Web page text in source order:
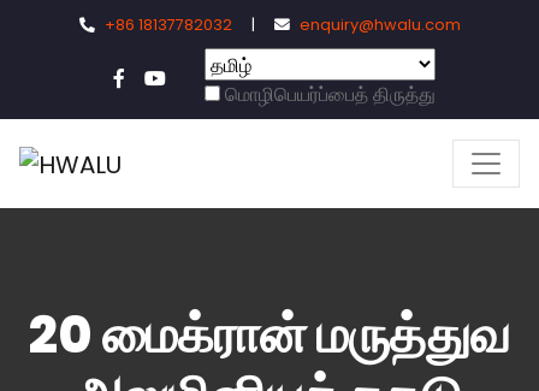
+86 18137782032 | enquiry@hwalu.com
மொழிபெயர்ப்பைத் திருத்து
20 மைக்ரான் மருத்துவ